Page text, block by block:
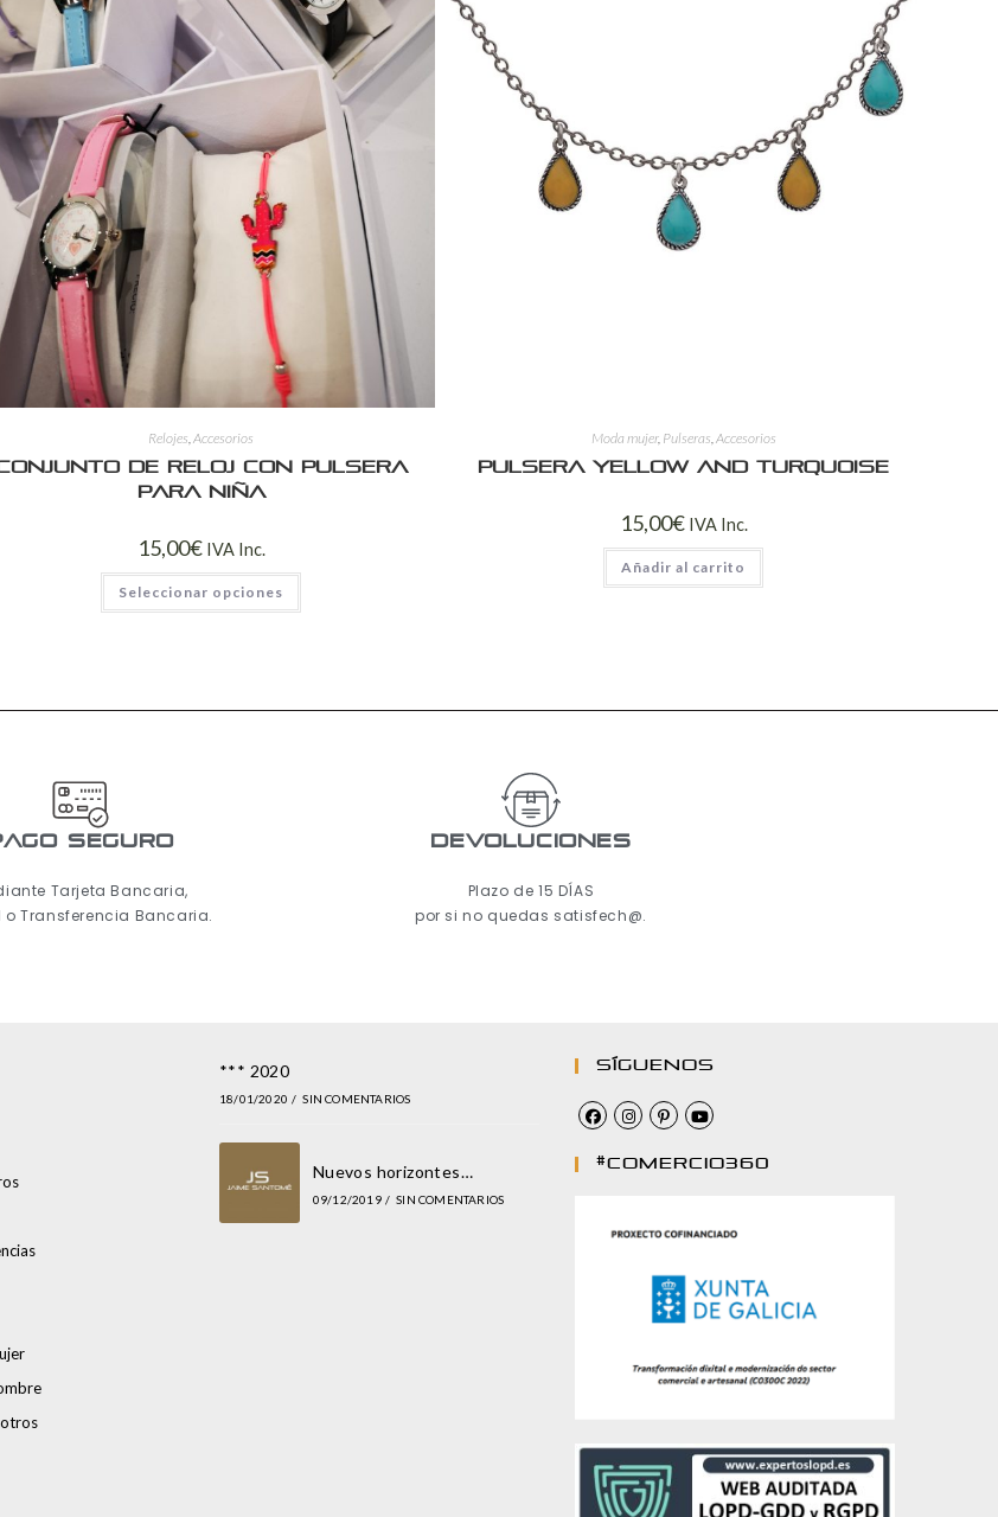
Relojes ,Accesorios
de reloj con pulsera
para niña
15,00€ IVA Inc.
Seleccionar opciones
Moda mujer, Pulseras Accesorios
Pulsera yellow and turquoise
15,00€ IVA Inc.
Añadir al carrito
seguro
Tarjeta Bancaria,
o Transferencia Bancaria.
Devoluciones
Plazo de 15 DÍAS
por si no quedas satisfech@.
*** 2020
18/01/2020 / SIN COMENTARIOS
Nuevos horizontes…
09/12/2019 / SIN COMENTARIOS
Síguenos
#comercio360